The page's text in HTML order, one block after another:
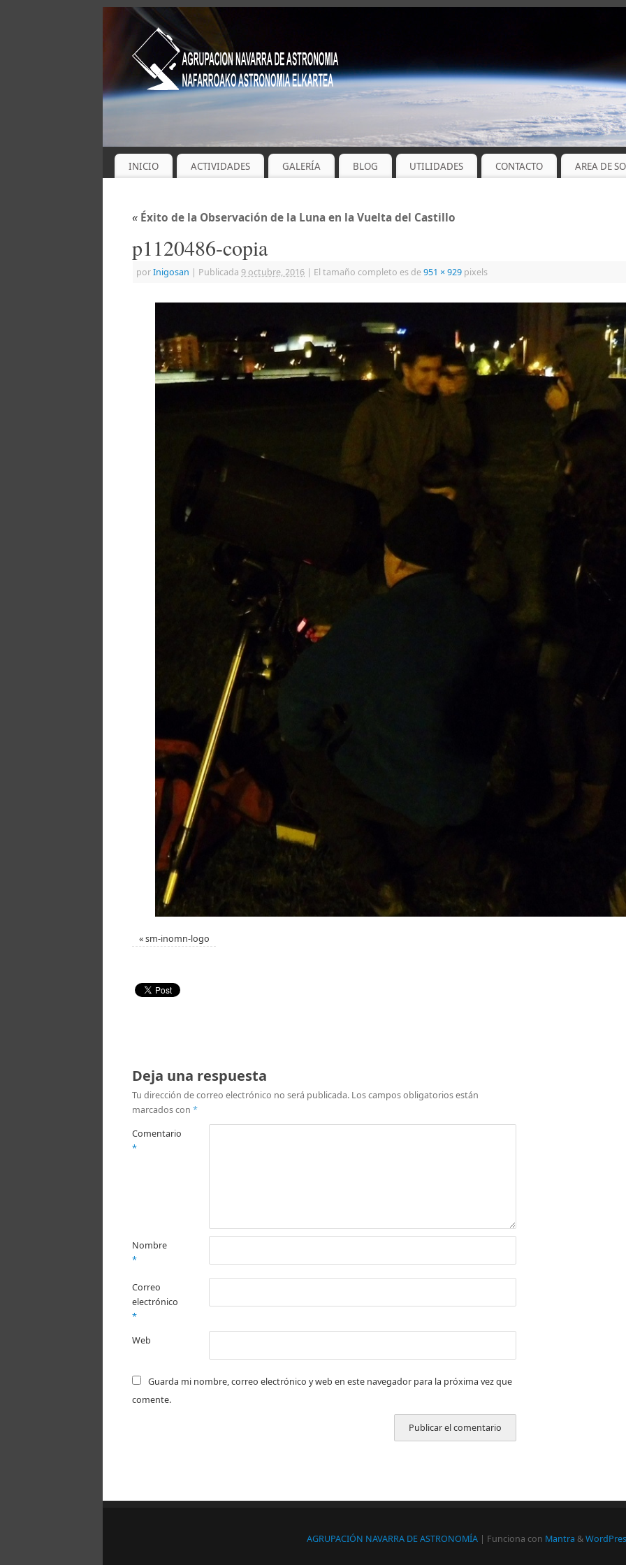
INICIO ACTIVIDADES GALERÍA BLOG UTILIDADES CONTACTO AREA DE
« Éxito de la Observación de la Luna en la Vuelta del Castillo
p1120486-copia
porInigosan | Publicada 9 octubre, 2016 | El tamaño completo es de951 × 929 pixels
«sm-inomn-logo
Deja una respuesta
Tu dirección de correo electrónico no será publicada. Los campos obligatorios están
marcados con *
Comentario
*
Nombre
*
Correo
electrónico
*
Web
Guarda mi nombre, correo electrónico y web en este navegador para la próxima vez que
comente.
AGRUPACIÓN NAVARRA DE ASTRONOMÍA| Funciona con Mantra &